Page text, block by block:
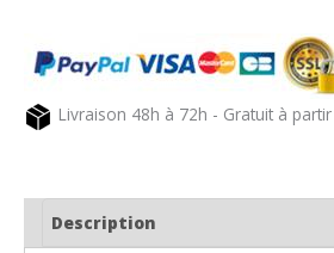
en
gris
PUIVERT
Livraison 48h à 72h - Gratuit à
Description